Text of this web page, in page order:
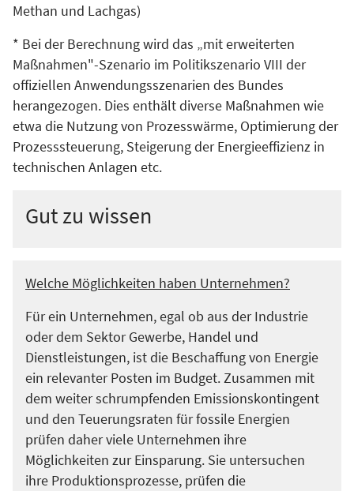
Methan und Lachgas)
* Bei der Berechnung wird das „mit erweiterten
Maßnahmen"-Szenario im Politikszenario VIII der
offiziellen Anwendungsszenarien des Bundes
herangezogen. Dies enthält diverse Maßnahmen wie
etwa die Nutzung von Prozesswärme, Optimierung der
Prozesssteuerung, Steigerung der Energieeffizienz in
technischen Anlagen etc.
Gut zu wissen
Welche Möglichkeiten haben Unternehmen?
Für ein Unternehmen, egal ob aus der Industrie
oder dem Sektor Gewerbe, Handel und
Dienstleistungen, ist die Beschaffung von Energie
ein relevanter Posten im Budget. Zusammen mit
dem weiter schrumpfenden Emissionskontingent
und den Teuerungsraten für fossile Energien
prüfen daher viele Unternehmen ihre
Möglichkeiten zur Einsparung. Sie untersuchen
ihre Produktionsprozesse, prüfen die